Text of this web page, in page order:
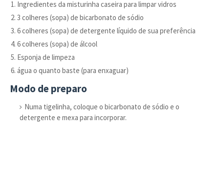
Ingredientes da misturinha caseira para limpar vidros
3 colheres (sopa) de bicarbonato de sódio
6 colheres (sopa) de detergente líquido de sua preferência
6 colheres (sopa) de álcool
Esponja de limpeza
água o quanto baste (para enxaguar)
Modo de preparo
Numa tigelinha, coloque o bicarbonato de sódio e o
detergente e mexa para incorporar.